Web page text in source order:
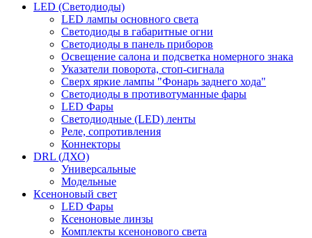
LED (Светодиоды)
LED лампы основного света
Светодиоды в габаритные огни
Светодиоды в панель приборов
Освещение салона и подсветка номерного знака
Указатели поворота, стоп-сигнала
Сверх яркие лампы "Фонарь заднего хода"
Светодиоды в противотуманные фары
LED Фары
Светодиодные (LED) ленты
Реле, сопротивления
Коннекторы
DRL (ДХО)
Универсальные
Модельные
Ксеноновый свет
LED Фары
Ксеноновые линзы
Комплекты ксенонового света